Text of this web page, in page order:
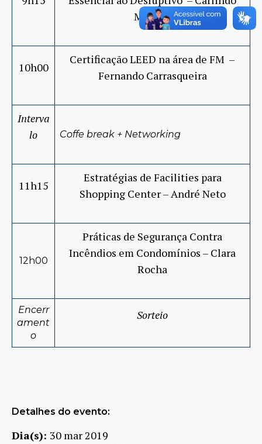
Macedo
10h00
Certificação LEED na área de FM –
Fernando Carrasqueira
Interva
lo
Coffe break + Networking
11h15
Estratégias de Facilities para
Shopping Center – André Neto
12h00
Práticas de Segurança Contra
Incêndios em Condomínios – Clara
Rocha
Encerr
ament
o
Sorteio
Detalhes do evento:
Dia(s): 30 mar 2019